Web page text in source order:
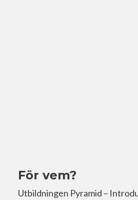
För vem?
Utbildningen Pyramid –